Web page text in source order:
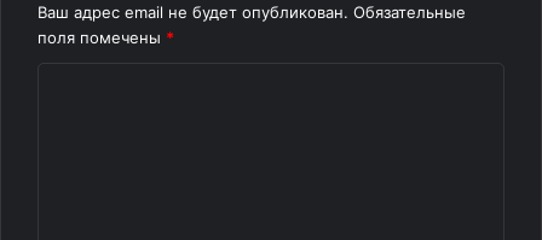
Ваш адрес email не будет опубликован. Обязательные
поля помечены *